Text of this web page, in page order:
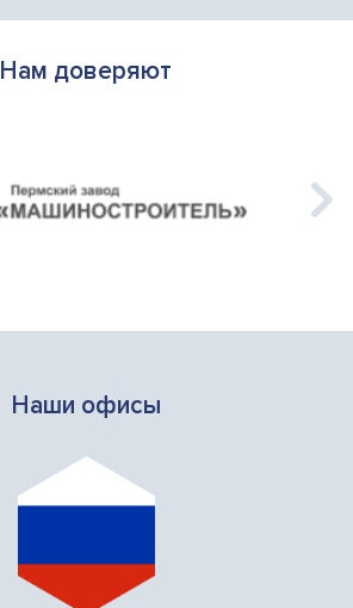
Нам доверяют
Наши офисы